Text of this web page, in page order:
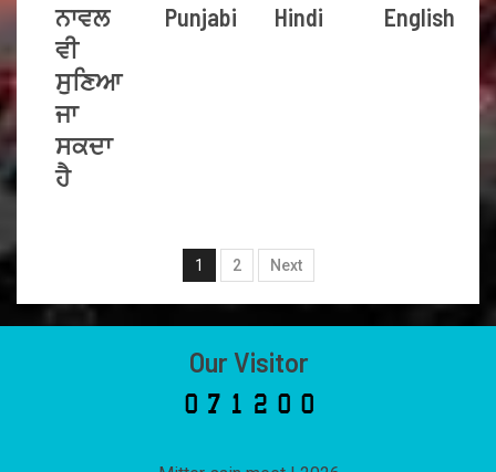
ਨਾਵਲ
ਵੀ
ਸੁਣਿਆ
ਜਾ
ਸਕਦਾ
ਹੈ
Punjabi
Hindi
English
1 2 Next
Our Visitor